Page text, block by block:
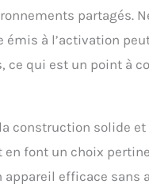
partagés.
émis à l’activation
ce qui est un point à
construction solide
en font un choix
appareil efficace sans